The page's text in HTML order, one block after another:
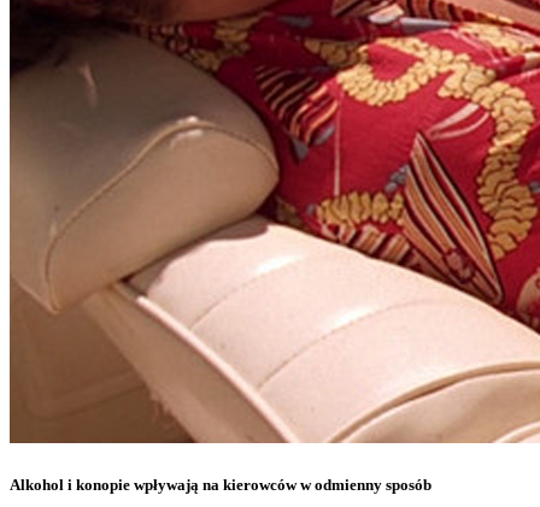
Alkohol i konopie wpływają na kierowców w odmienny sposób